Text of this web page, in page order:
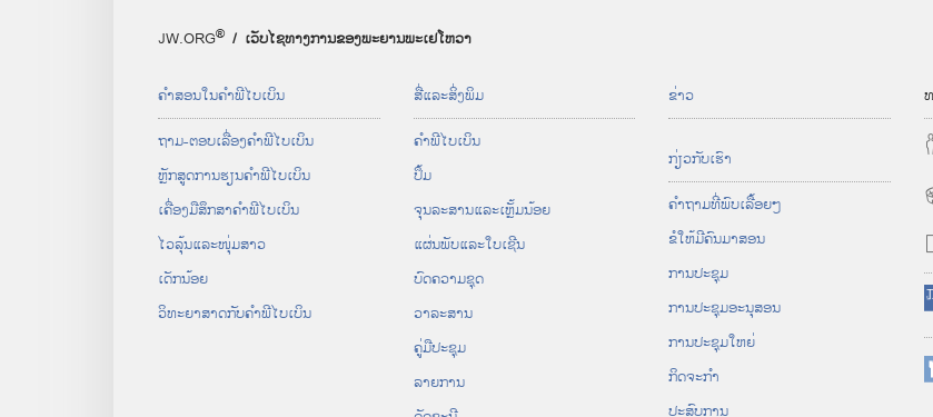
JW.ORG® / ເວັບໄຊທາງການຂອງພະຍານພະເຢໂຫວາ
ຄຳ​ສອນ​ໃນ​ຄຳພີ​ໄບເບິນ
ຖາມ-ຕອບ​ເລື່ອງ​ຄຳພີ​ໄບເບິນ
ຫຼັກ​ສູດ​ການ​ຮຽນ​ຄຳ​ພີ​ໄບເບິນ
ເຄື່ອງ​ມື​ສຶກສາ​ຄຳພີ​ໄບເບິນ
ໄວລຸ້ນ​ແລະ​ໜຸ່ມສາວ
ເດັກນ້ອຍ
ວິທະຍາສາດ​ກັບ​ຄຳພີໄບເບິນ
ສື່​ແລະ​ສິ່ງ​ພິມ
ຄຳພີ​ໄບເບິນ
ປຶ້ມ
ຈຸນລະສານ​ແລະ​ເຫຼັ້ມ​ນ້ອຍ
ແຜ່ນພັບ​ແລະ​ໃບ​ເຊີນ
ບົດ​ຄວາມ​ຊຸດ
ວາລະສານ
ຄູ່ມື​ປະຊຸມ
ລາຍການ
ຂ່າວ
ກ່ຽວກັບ​ເຮົາ
ຄຳຖາມ​ທີ່​ພົບ​ເລື້ອຍໆ
ຂໍ​ໃຫ້​ມີ​ຄົນ​ມາ​ສອນ
ການ​ປະຊຸມ
ການ​ປະຊຸມ​ອະນຸສອນ
ການປະຊຸມໃຫຍ່
ກິດຈະກຳ
(
o
p
e
n
n
e
(
o
p
e
(